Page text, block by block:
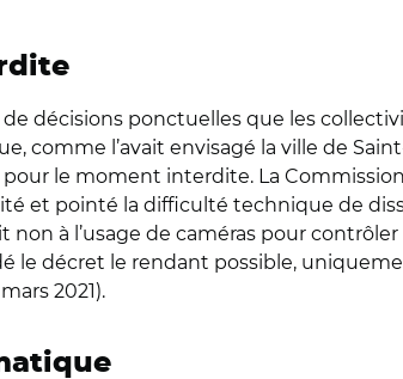
décisions ponctuelles que les
comme l’avait envisagé la ville de
pour le moment interdite. La
et pointé la difficulté technique de
non à l’usage de caméras pour
le décret le rendant possible,
2021).